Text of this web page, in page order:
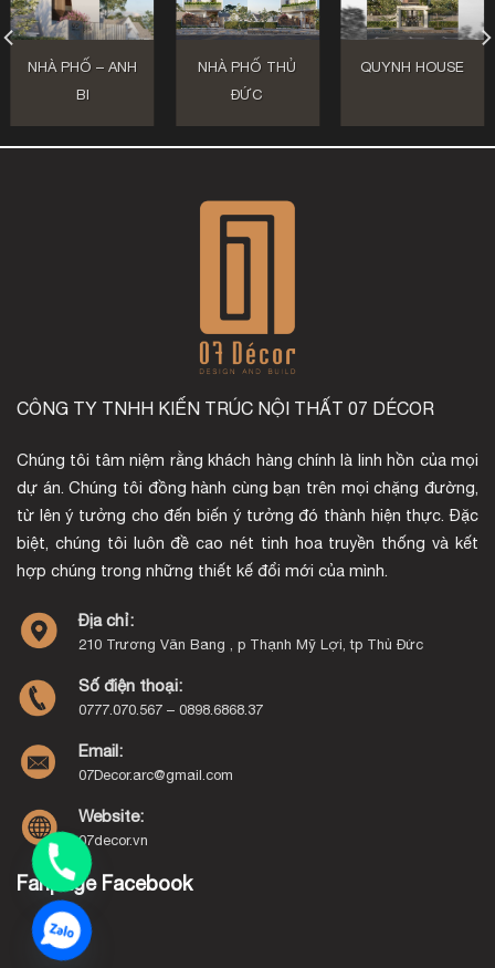
NHÀ PHỐ – ANH
BI
NHÀ PHỐ THỦ
ĐỨC
QUYNH HOUSE
CÔNG TY TNHH KIẾN TRÚC NỘI THẤT 07 DÉCOR
Chúng tôi tâm niệm rằng khách hàng chính là linh hồn của mọi
dự án. Chúng tôi đồng hành cùng bạn trên mọi chặng đường,
từ lên ý tưởng cho đến biến ý tưởng đó thành hiện thực. Đặc
biệt, chúng tôi luôn đề cao nét tinh hoa truyền thống và kết
hợp chúng trong những thiết kế đổi mới của mình.
Địa chỉ:
210 Trương Văn Bang , p Thạnh Mỹ Lợi, tp Thủ Đức
Số điện thoại:
0777.070.567 – 0898.6868.37
Email:
07Decor.arc@gmail.com
Website:
07decor.vn
Fanpage Facebook